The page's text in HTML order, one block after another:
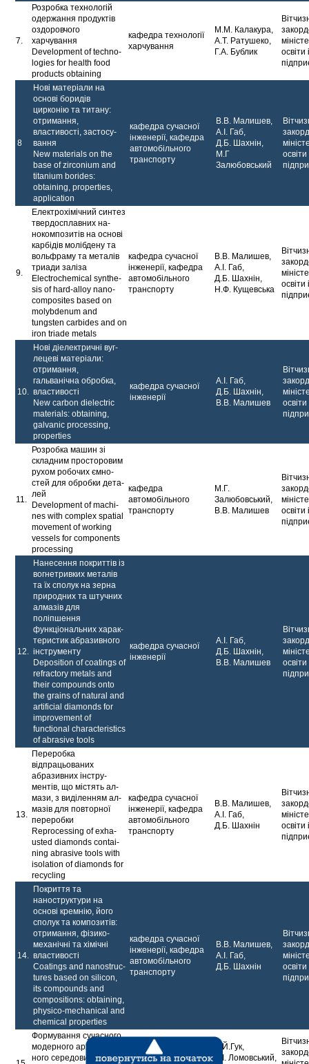
7.
Розробка технологій
одержання продуктів
оздоровчого
харчування
Development of techno­
logies for health food
products obtaining
кафедра технології
харчування
М.М. Калакура,
А.Т. Ратушеко,
Г.А. Бублик
освіти
8
Нові матеріали на
осно­ві боридів
цирконію та титану:
отримання,
властивості, застосу­
вання
New materials on the
base of zirconium and
titanium borides:
obtaining, properties,
application
кафедра сучасної
інженерії, кафедра
автомобільного
транспорту
В.В. Малишев,
А.І. Габ,
Д.Б. Шахнін,
М.Г
Залюбовський
9.
Електрохімічний син­тез
твердосплавних на­
нокомпозитів на основі
карбідів молібдену та
вольфраму та металів
триади заліза
Electrochemical synthe­
sis of hard-alloy nano­
composites based on
mo­lybdenum and
tungsten carbides and on
iron triade metals
кафедра сучасної
інженерії, кафедра
автомобільного
транспорту
В.В. Малишев,
А.І. Габ,
Д.Б. Шахнін,
Н.Ф. Кущевська
освіти
10.
Нові діелектричні вуг­
лецеві матеріали:
отри­мання,
гальванічна об­робка,
властивості
New carbon dielectric
materials: obtaining,
galvanic processing,
properties
кафедра сучасної
інженерії
А.І. Габ,
Д.Б. Шахнін,
В.В. Малишев
11.
Розробка машин зі
складним просторовим
рухом робочих ємно­
стей для обробки дета­
лей
Development of machi­
nes with complex spatial
movement of working
vessels for components
processing
кафедра
автомобільного
транспорту
М.Г.
Залюбовський,
В.В. Малишев
освіти
12.
Нанесення покриттів із
вогнетривких металів
та їх сполук на зерна
природних та штучних
алмазів для
поліпшення
функціональних харак­
теристик абразивного
інструменту
Deposition of coatings of
refractory metals and
their compounds onto
the grains of natural and
artificial diamonds for
improvement of
functional characteristics
of abrasive tools
кафедра сучасної
інженерії
А.І. Габ,
Д.Б. Шахнін,
В.В. Малишев
13.
Переробка
відпрацьова­них
абразивних інстру­
ментів, що містять ал­
мази, з виділенням ал­
мазів для повторної
переробки
Reprocessing of exha­
usted diamonds contai­
ning abrasive tools with
isolation of diamonds for
recycling
кафедра сучасної
інженерії, кафедра
автомобільного
транспорту
В.В. Малишев,
А.І. Габ,
Д.Б. Шахнін
освіти
14.
Покриття та
нанострук­тури на
основі кремнію, його
сполук та компо­зитів:
отримання, фізи­ко-
механічні та хімічні
властивості
Coatings and nanostruc­
tures based on silicon,
its compounds and
composi­tions: obtaining,
physico-mechanical and
chemical properties
кафедра сучасної
інженерії, кафедра
автомобільного
транспорту
В.В. Малишев,
А.І. Габ,
Д.Б. Шахнін
Формування сучасного
модерного архітектур­
ного середовища
Л.Й.Гук,
А.І. Ломовський,